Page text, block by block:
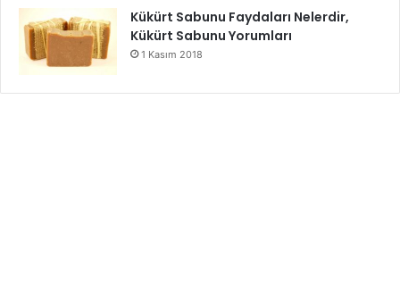
Kükürt Sabunu Faydaları Nelerdir,
Kükürt Sabunu Yorumları
1 Kasım 2018